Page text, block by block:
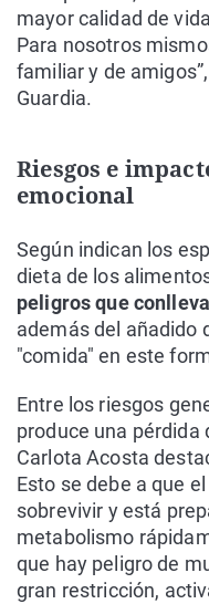
mayor calidad de
Para nosotros
familiar y de
Guardia.
Riesgos e
emocional
Según indican los
dieta de los
peligros que
además del añadido
"comida" en este
Entre los riesgos
produce una pérdida
Carlota Acosta
Esto se debe a que
sobrevivir y está
metabolismo
que hay peligro de
gran restricción,